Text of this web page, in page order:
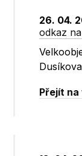
26. 04.
odkaz
Dusíkova
Přejít